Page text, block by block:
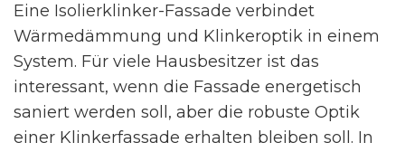
Eine Isolierklinker-Fassade verbindet
Wärmedämmung und Klinkeroptik in einem
System. Für viele Hausbesitzer ist das
interessant, wenn die Fassade energetisch
saniert werden soll, aber die robuste Optik
einer Klinkerfassade erhalten bleiben soll. In